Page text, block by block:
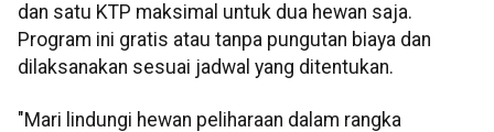
dan satu KTP maksimal untuk dua hewan saja.
Program ini gratis atau tanpa pungutan biaya dan
dilaksanakan sesuai jadwal yang ditentukan.
"Mari lindungi hewan peliharaan dalam rangka